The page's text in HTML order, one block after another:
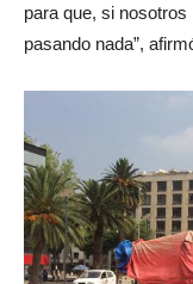
para que, si
pasando nada”,